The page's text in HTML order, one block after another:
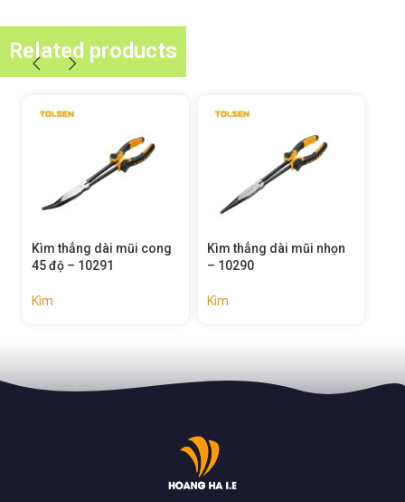
Related products
Kìm thẳng dài mũi cong
45 độ – 10291
Kìm
Kìm thẳng dài mũi nhọn
– 10290
Kìm